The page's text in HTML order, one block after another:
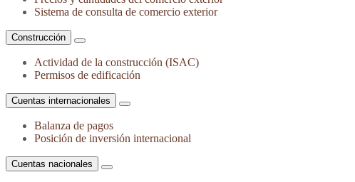
Sistema de consulta de comercio exterior
Construcción
Actividad de la construcción (ISAC)
Permisos de edificación
Cuentas internacionales
Balanza de pagos
Posición de inversión internacional
Cuentas nacionales